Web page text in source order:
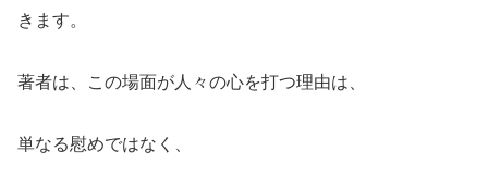
きます。
著者は、この場面が人々の心を打つ理由は、
単なる慰めではなく、